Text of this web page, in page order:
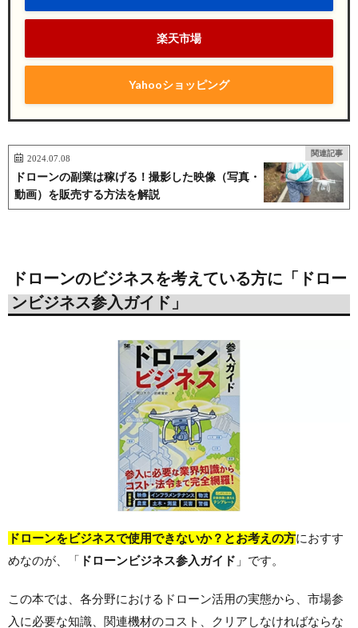
楽天市場
Yahooショッピング
関連記事
2024.07.08
ドローンの副業は稼げる！撮影した映像（写真・
動画）を販売する方法を解説
ドローンのビジネスを考えている方に「ドロー
ンビジネス参入ガイド」
ドローンをビジネスで使用できないか？とお考えの方におすす
めなのが、「 ドローンビジネス参入ガイド 」です。
この本では、各分野におけるドローン活用の実態から、市場参
入に必要な知識、関連機材のコスト、クリアしなければならな